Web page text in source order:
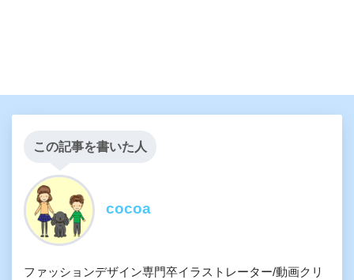
この記事を書いた人
cocoa
ファッションデザイン専門卒イラストレーター/動画クリ